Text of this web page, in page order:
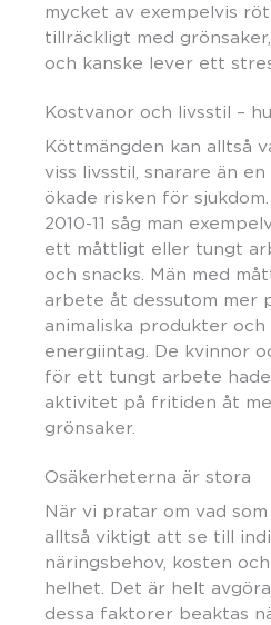
mycket av exempelvis
tillräckligt med
och kanske lever ett
Kostvanor och livsstil –
Köttmängden kan alltså
viss livsstil, snarare än
ökade risken för
2010-11 såg man
ett måttligt eller tungt
och snacks. Män med
arbete åt dessutom mer
animaliska produkter
energiintag. De kvinnor
för ett tungt arbete
aktivitet på fritiden åt
grönsaker.
Osäkerheterna är stora
När vi pratar om vad
alltså viktigt att se till
näringsbehov, kosten
helhet. Det är helt
dessa faktorer beaktas